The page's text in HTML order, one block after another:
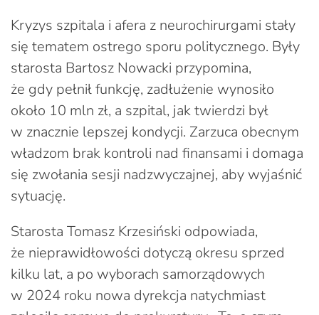
Kryzys szpitala i afera z neurochirurgami stały
się tematem ostrego sporu politycznego. Były
starosta Bartosz Nowacki przypomina,
że gdy pełnił funkcję, zadłużenie wynosiło
około 10 mln zł, a szpital, jak twierdzi był
w znacznie lepszej kondycji. Zarzuca obecnym
władzom brak kontroli nad finansami i domaga
się zwołania sesji nadzwyczajnej, aby wyjaśnić
sytuację.
Starosta Tomasz Krzesiński odpowiada,
że nieprawidłowości dotyczą okresu sprzed
kilku lat, a po wyborach samorządowych
w 2024 roku nowa dyrekcja natychmiast